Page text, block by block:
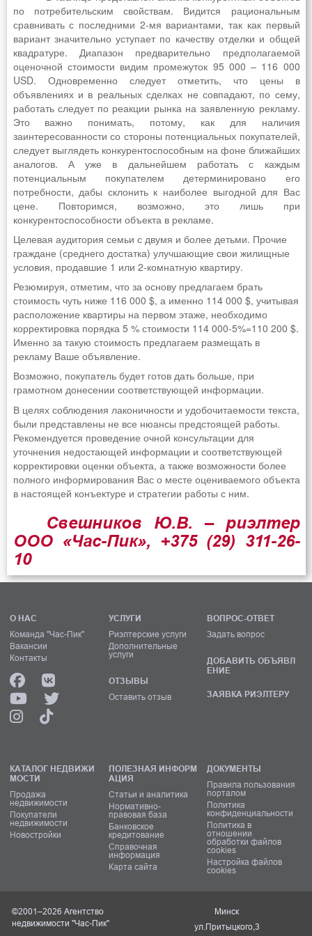
по потребительским свойствам. Видится рациональным
сравнивать с последними 2-мя вариантами, так как первый
вариант значительно уступает по качеству отделки и общей
квадратуре. Диапазон предварительно предполагаемой
оценочной стоимости видим промежуток 95 000 – 116 000
USD. Одновременно следует отметить, что цены в
объявлениях и в реальных сделках не совпадают, по сему,
работать следует по реакции рынка на заявленную рекламу.
Это важно понимать, потому, как для наличия
заинтересованности со стороны потенциальных покупателей,
следует выглядеть конкурентоспособным на фоне ближайших
аналогов. А уже в дальнейшем работать с каждым
потенциальным покупателем детерминировано его
потребности, дабы склонить к наиболее выгодной для Вас
цене. Повторимся, возможно, это лишь при
конкурентоспособности объекта в рекламе.
Целевая аудитория семьи с двумя и более детьми. Прочие
граждане (среднего достатка) улучшающие свои жилищные
условия, продавшие 1 или 2-комнатную квартиру.
Резюмируя, отметим, что за основу предлагаем брать
стоимость чуть ниже 116 000 $, а именно 114 000 $, учитывая
расположение квартиры на первом этаже, необходимо
корректировка порядка 5 % стоимости 114 000-5%=110 200 $.
Именно за такую стоимость предлагаем размещать в
рекламу Ваше объявление.
Возможно, покупатель будет готов дать больше, при
грамотном донесении соответствующей информации.
В целях соблюдения лаконичности и удобочитаемости текста,
были представлены не все нюансы предстоящей работы.
Рекомендуется проведение очной консультации для
уточнения недостающей информации и соответствующей
корректировки оценки объекта, а также возможности более
полного информирования Вас о месте оцениваемого объекта
в настоящей конъектуре и стратегии работы с ним.
Свешников Ю.В. – риэлтер
ООО «Час-Пик», +375 (29) 311-26-
10
О НАС
Команда "Час-Пик"
Вакансии
Контакты
УСЛУГИ
Риэлтерские услуги
Дополнительные
услуги
ОТЗЫВЫ
Оставить отзыв
ВОПРОС-ОТВЕТ
Задать вопрос
ДОБАВИТЬ ОБЪЯВЛ
ЕНИЕ
ЗАЯВКА РИЭЛТЕРУ
КАТАЛОГ НЕДВИЖИ
МОСТИ
Продажа
недвижимости
Покупатели
недвижимости
Новостройки
ПОЛЕЗНАЯ ИНФОРМ
АЦИЯ
Статьи и аналитика
Нормативно-
правовая база
Банковское
кредитование
Справочная
информация
Карта сайта
ДОКУМЕНТЫ
Правила пользования
порталом
Политика
конфиденциальности
Политика в
отношении
обработки файлов
cookies
Настройка файлов
cookies
©2001–2026 Агентство
недвижимости "Час-Пик"
Минск
ул.Притыцкого,3